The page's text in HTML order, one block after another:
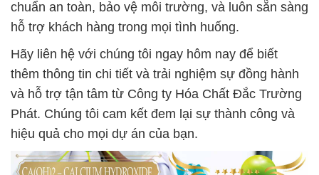
chuẩn an toàn, bảo vệ môi trường, và luôn sẵn sàng
hỗ trợ khách hàng trong mọi tình huống.
Hãy liên hệ với chúng tôi ngay hôm nay để biết
thêm thông tin chi tiết và trải nghiệm sự đồng hành
và hỗ trợ tận tâm từ Công ty Hóa Chất Đắc Trường
Phát. Chúng tôi cam kết đem lại sự thành công và
hiệu quả cho mọi dự án của bạn.